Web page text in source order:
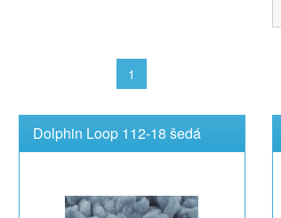
1
Dolphin Loop 112-18 šedá